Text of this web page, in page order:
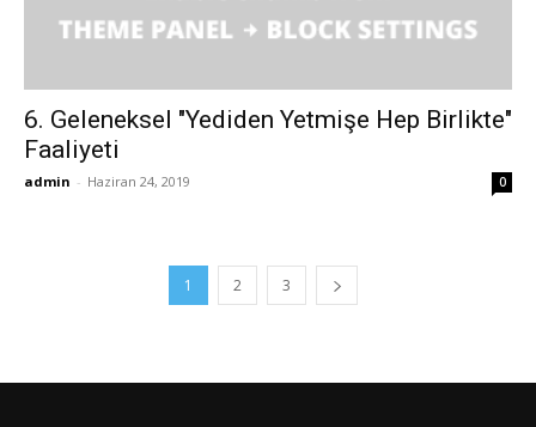
6. Geleneksel "Yediden Yetmişe Hep Birlikte"
Faaliyeti
admin - Haziran 24, 2019 0
1 2 3